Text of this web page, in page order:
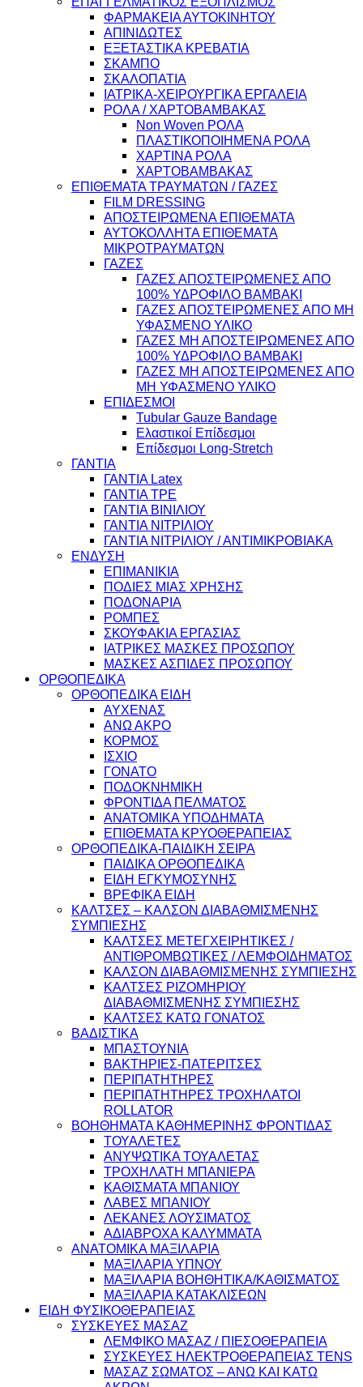
ΦΑΡΜΑΚΕΙΑ ΑΥΤΟΚΙΝΗΤΟΥ
ΑΠΙΝΙΔΩΤΕΣ
ΕΞΕΤΑΣΤΙΚΑ ΚΡΕΒΑΤΙΑ
ΣΚΑΜΠΟ
ΣΚΑΛΟΠΑΤΙΑ
ΙΑΤΡΙΚΑ-ΧΕΙΡΟΥΡΓΙΚΑ ΕΡΓΑΛΕΙΑ
ΡΟΛΑ / ΧΑΡΤΟΒΑΜΒΑΚΑΣ
Non Woven ΡΟΛΑ
ΠΛΑΣΤΙΚΟΠΟΙΗΜΕΝΑ ΡΟΛΑ
ΧΑΡΤΙΝΑ ΡΟΛΑ
ΧΑΡΤΟΒΑΜΒΑΚΑΣ
ΕΠΙΘΕΜΑΤΑ ΤΡΑΥΜΑΤΩΝ / ΓΑΖΕΣ
FILM DRESSING
ΑΠΟΣΤΕΙΡΩΜΕΝΑ ΕΠΙΘΕΜΑΤΑ
ΑΥΤΟΚΟΛΛΗΤΑ ΕΠΙΘΕΜΑΤΑ
ΜΙΚΡΟΤΡΑΥΜΑΤΩΝ
ΓΑΖΕΣ
ΓΑΖΕΣ ΑΠΟΣΤΕΙΡΩΜΕΝΕΣ ΑΠΟ
100% ΥΔΡΟΦΙΛΟ ΒΑΜΒΑΚΙ
ΓΑΖΕΣ ΑΠΟΣΤΕΙΡΩΜΕΝΕΣ ΑΠΟ ΜΗ
ΥΦΑΣΜΕΝΟ ΥΛΙΚΟ
ΓΑΖΕΣ ΜΗ ΑΠΟΣΤΕΙΡΩΜΕΝΕΣ ΑΠΟ
100% ΥΔΡΟΦΙΛΟ ΒΑΜΒΑΚΙ
ΓΑΖΕΣ ΜΗ ΑΠΟΣΤΕΙΡΩΜΕΝΕΣ ΑΠΟ
ΜΗ ΥΦΑΣΜΕΝΟ ΥΛΙΚΟ
ΕΠΙΔΕΣΜΟΙ
Tubular Gauze Bandage
Ελαστικοί Επίδεσμοι
Επίδεσμοι Long-Stretch
ΓΑΝΤΙΑ
ΓΑΝΤΙΑ Latex
ΓΑΝΤΙΑ TPE
ΓΑΝΤΙΑ ΒΙΝΙΛΙΟΥ
ΓΑΝΤΙΑ ΝΙΤΡΙΛΙΟΥ
ΓΑΝΤΙΑ ΝΙΤΡΙΛΙΟΥ / ΑΝΤΙΜΙΚΡΟΒΙΑΚΑ
ΕΝΔΥΣΗ
ΕΠΙΜΑΝΙΚΙΑ
ΠΟΔΙΕΣ ΜΙΑΣ ΧΡΗΣΗΣ
ΠΟΔΟΝΑΡΙΑ
ΡΟΜΠΕΣ
ΣΚΟΥΦΑΚΙΑ ΕΡΓΑΣΙΑΣ
ΙΑΤΡΙΚΕΣ ΜΑΣΚΕΣ ΠΡΟΣΩΠΟΥ
ΜΑΣΚΕΣ ΑΣΠΙΔΕΣ ΠΡΟΣΩΠΟΥ
ΟΡΘΟΠΕΔΙΚΑ
ΟΡΘΟΠΕΔΙΚΑ ΕΙΔΗ
ΑΥΧΕΝΑΣ
ΑΝΩ ΑΚΡΟ
ΚΟΡΜΟΣ
ΙΣΧΙΟ
ΓΟΝΑΤΟ
ΠΟΔΟΚΝΗΜΙΚΗ
ΦΡΟΝΤΙΔΑ ΠΕΛΜΑΤΟΣ
ΑΝΑΤΟΜΙΚΑ ΥΠΟΔΗΜΑΤΑ
ΕΠΙΘΕΜΑΤΑ ΚΡΥΟΘΕΡΑΠΕΙΑΣ
ΟΡΘΟΠΕΔΙΚΑ-ΠΑΙΔΙΚΗ ΣΕΙΡΑ
ΠΑΙΔΙΚΑ ΟΡΘΟΠΕΔΙΚΑ
ΕΙΔΗ ΕΓΚΥΜΟΣΥΝΗΣ
ΒΡΕΦΙΚΑ ΕΙΔΗ
ΚΑΛΤΣΕΣ – ΚΑΛΣΟΝ ΔΙΑΒΑΘΜΙΣΜΕΝΗΣ
ΣΥΜΠΙΕΣΗΣ
ΚΑΛΤΣΕΣ ΜΕΤΕΓΧΕΙΡΗΤΙΚΕΣ /
ΑΝΤΙΘΡΟΜΒΩΤΙΚΕΣ / ΛΕΜΦΟΙΔΗΜΑΤΟΣ
ΚΑΛΣΟΝ ΔΙΑΒΑΘΜΙΣΜΕΝΗΣ ΣΥΜΠΙΕΣΗΣ
ΚΑΛΤΣΕΣ ΡΙΖΟΜΗΡΙΟΥ
ΔΙΑΒΑΘΜΙΣΜΕΝΗΣ ΣΥΜΠΙΕΣΗΣ
ΚΑΛΤΣΕΣ ΚΑΤΩ ΓΟΝΑΤΟΣ
ΒΑΔΙΣΤΙΚΑ
ΜΠΑΣΤΟΥΝΙΑ
ΒΑΚΤΗΡΙΕΣ-ΠΑΤΕΡΙΤΣΕΣ
ΠΕΡΙΠΑΤΗΤΗΡΕΣ
ΠΕΡΙΠΑΤΗΤΗΡΕΣ ΤΡΟΧΗΛΑΤΟΙ
ROLLATOR
ΒΟΗΘΗΜΑΤΑ ΚΑΘΗΜΕΡΙΝΗΣ ΦΡΟΝΤΙΔΑΣ
ΤΟΥΑΛΕΤΕΣ
ΑΝΥΨΩΤΙΚΑ ΤΟΥΑΛΕΤΑΣ
ΤΡΟΧΗΛΑΤΗ ΜΠΑΝΙΕΡΑ
ΚΑΘΙΣΜΑΤΑ ΜΠΑΝΙΟΥ
ΛΑΒΕΣ ΜΠΑΝΙΟΥ
ΛΕΚΑΝΕΣ ΛΟΥΣΙΜΑΤΟΣ
ΑΔΙΑΒΡΟΧΑ ΚΑΛΥΜΜΑΤΑ
ΑΝΑΤΟΜΙΚΑ ΜΑΞΙΛΑΡΙΑ
ΜΑΞΙΛΑΡΙΑ ΥΠΝΟΥ
ΜΑΞΙΛΑΡΙΑ ΒΟΗΘΗΤΙΚΑ/ΚΑΘΙΣΜΑΤΟΣ
ΜΑΞΙΛΑΡΙΑ ΚΑΤΑΚΛΙΣΕΩΝ
ΕΙΔΗ ΦΥΣΙΚΟΘΕΡΑΠΕΙΑΣ
ΣΥΣΚΕΥΕΣ ΜΑΣΑΖ
ΛΕΜΦΙΚΟ ΜΑΣΑΖ / ΠΙΕΣΟΘΕΡΑΠΕΙΑ
ΣΥΣΚΕΥΕΣ ΗΛΕΚΤΡΟΘΕΡΑΠΕΙΑΣ TENS
ΜΑΣΑΖ ΣΩΜΑΤΟΣ – ΑΝΩ ΚΑΙ ΚΑΤΩ